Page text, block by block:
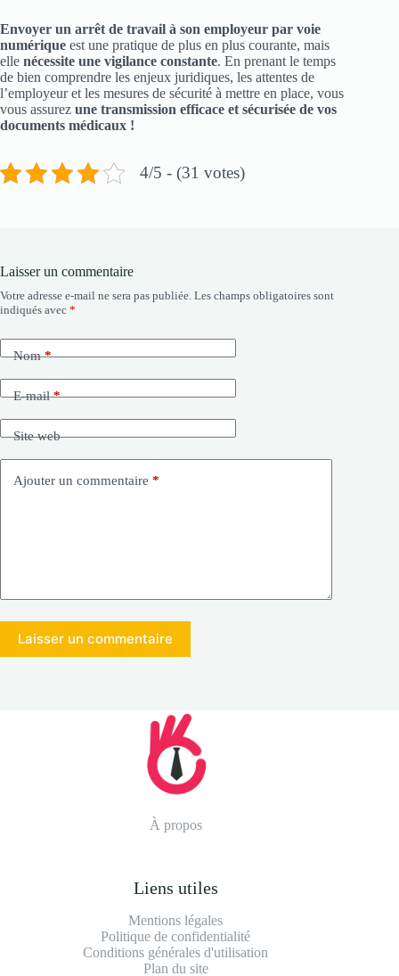
Envoyer un arrêt de travail à son employeur par voie
numérique est une pratique de plus en plus courante, mais
elle nécessite une vigilance constante. En prenant le temps
de bien comprendre les enjeux juridiques, les attentes de
l’employeur et les mesures de sécurité à mettre en place, vous
vous assurez une transmission efficace et sécurisée de vos
documents médicaux !
4/5 - (31 votes)
Laisser un commentaire
Votre adresse e-mail ne sera pas publiée. Les champs obligatoires sont
indiqués avec *
Nom*
E-mail*
Site web
Ajouter un commentaire *
Laisser un commentaire
À propos
Liens utiles
Mentions légales
Politique de confidentialité
Conditions générales d'utilisation
Plan du site